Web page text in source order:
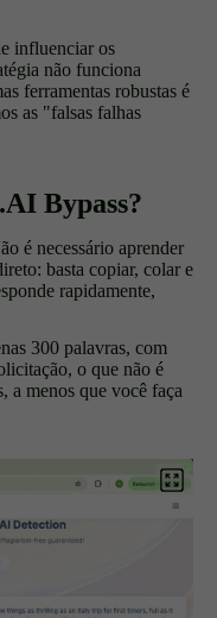
influenciar os
não funciona
ferramentas robustas é
as "falsas falhas
Bypass?
é necessário aprender
basta copiar, colar e
rapidamente,
300 palavras, com
o que não é
a menos que você faça